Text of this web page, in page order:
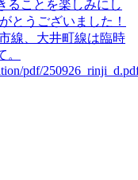
ることを楽しみにし
とうございました！
線、大井町線は臨時
pdf/